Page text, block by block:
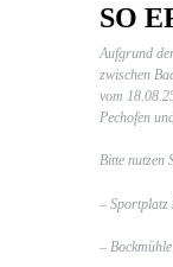
SO
Aufgrund
zwischen
vom
Pechofen
Bitte nutzen
– Sportplatz
–